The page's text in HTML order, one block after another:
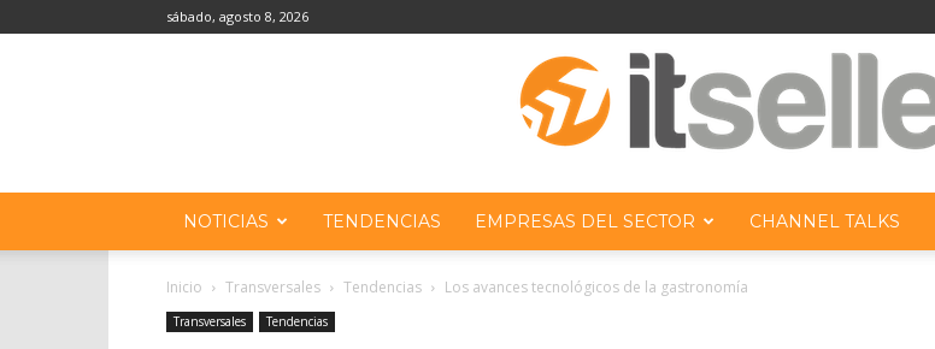
sábado, agosto 8, 2026
NOTICIAS TENDENCIAS EMPRESAS DEL SECTOR CHANNEL TALKS
Inicio Transversales Tendencias Los avances tecnológicos de la gastronomía
Transversales Tendencias